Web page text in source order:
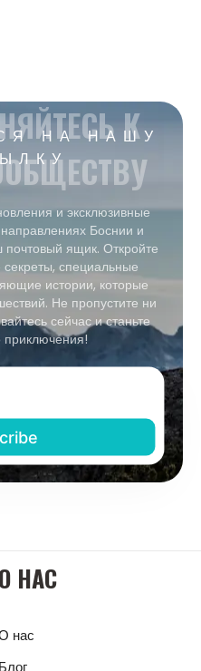
НА НАШУ
К
и эксклюзивные
Боснии и
ящик. Откройте
секреты, специальные
истории, которые
Не пропустите ни
сейчас и станьте
приключения!
О НАС
нас
Блог